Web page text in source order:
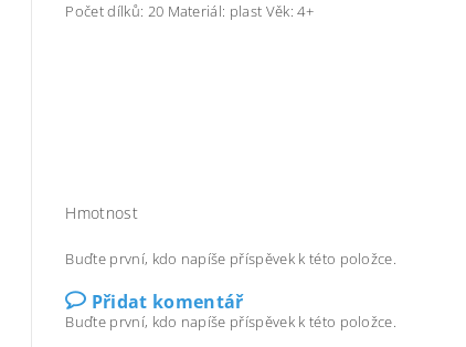
Počet dílků: 20 Materiál: plast Věk: 4+
Hmotnost
Buďte první, kdo napíše příspěvek k této položce.
Přidat komentář
Buďte první, kdo napíše příspěvek k této položce.